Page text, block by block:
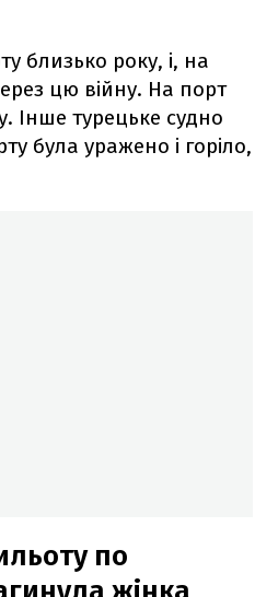
близько року, і, на
цю війну. На порт
Інше турецьке судно
була уражено і горіло,
по